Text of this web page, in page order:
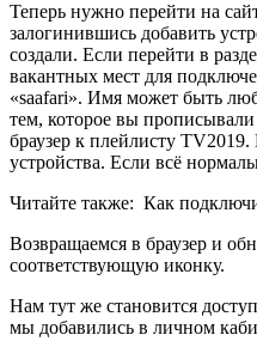
Теперь нужно перейти на
залогинившись добавить
создали. Если перейти в
вакантных мест для
«saafari». Имя может быть
тем, которое вы
браузер к плейлисту
устройства. Если всё
Читайте также: Как
Возвращаемся в браузер и
соответствующую иконку.
Нам тут же становится
мы добавились в личном